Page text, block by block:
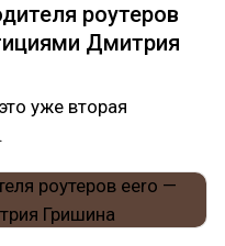
роутеров
Дмитрия
уже вторая